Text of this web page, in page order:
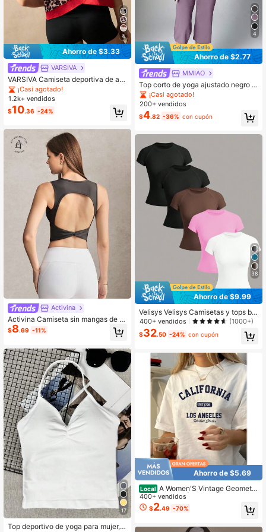
4
Ahorro de $3.33
VARSIVA
VARSIVA Camiseta deportiva de aju
ste holgado con estampado de leop
ardo y espalda calada
¡Casi agotado!
1.2k+ vendidos
$10.36 -24%
Activina
Activina Camiseta sin mangas de fit
ness y deportes de uso diario para
mujer, color liso, con diseño de espa
$8.69 -11%
17
Top deportivo de yoga para mujer, s
4
Ahorro de $2.77
MMIAO
Top corto de yoga ajustado negro p
ara mujer con diseño de espalda cr
uzada, ropa deportiva casual linda
para pilates y entrenamiento
¡Casi agotado!
200+ vendidos
$4.82 -36% con cupón
38
Ahorro de $9.99
Velisys Velisys Camisetas y tops bá
sicos de verano y otoño para mujer
de ocio y deportes, que incluyen: C
amiseta de gimnasio blanca, top de
nga larga de entrenamiento, top de
manga larga blanco, top de entrena
miento de tirantes
400+ vendidos (1000+)
$32.50 -24% con cupón
Ahorro de $5.69
Local A Women'S Vintage Geometri
c Print T-Shirt | Casual Round Nec
k, Short Sleeves, Machine Washabl
e
400+ vendidos
$2.49 -70%